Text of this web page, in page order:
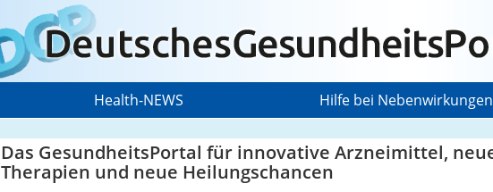
Health-NEWS Hilfe bei Nebenwirkungen
Das GesundheitsPortal für innovative Arzneimittel,
Therapien und neue Heilungschancen